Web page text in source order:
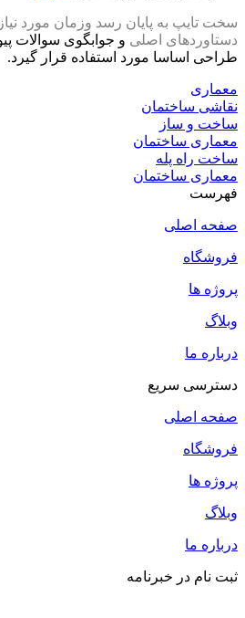
سخت تایپ به پایان رسد وزمان مورد
دستاوردهای اصلی و جوابگوی سوالات
طراحی اساسا مورد استفاده قرار گیرد.
معماری
نقاشی ساختمان
ساخت و ساز
معماری ساختمان
ساخت راه پله
معماری ساختمان
فهرست
صفحه اصلی
فروشگاه
پروژه ها
وبلاگ
درباره ما
دسترسی سریع
صفحه اصلی
فروشگاه
پروژه ها
وبلاگ
درباره ما
ثبت نام در خبرنامه